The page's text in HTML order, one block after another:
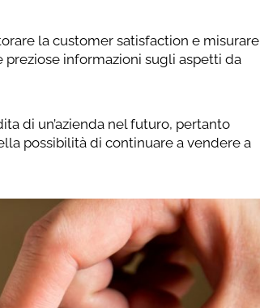
la customer satisfaction e misurare
informazioni sugli aspetti da
di un’azienda nel futuro, pertanto
possibilità di continuare a vendere a